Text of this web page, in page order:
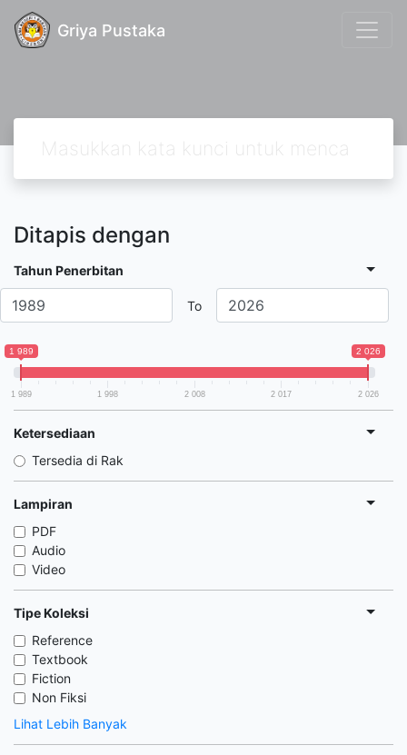
Griya Pustaka
Ditapis dengan
Tahun Penerbitan
To
1 989 2 026
1 989 1 998 2 008 2 017 2 026
Ketersediaan
Tersedia di Rak
Lampiran
PDF
Audio
Video
Tipe Koleksi
Reference
Textbook
Fiction
Non Fiksi
Lihat Lebih Banyak